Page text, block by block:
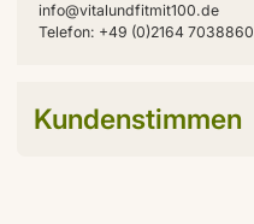
info@vitalundfitmit100.de
Telefon: +49 (0)2164 7038860
Kundenstimmen